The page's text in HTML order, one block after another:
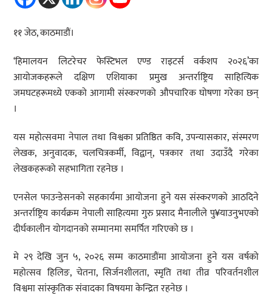
११ जेठ, काठमाडौं।
‘हिमालयन लिटरेचर फेस्टिभल एण्ड राइटर्स वर्कशप २०२६’का
आयोजकहरूले दक्षिण एशियाका प्रमुख अन्तर्राष्ट्रिय साहित्यिक
जमघटहरूमध्ये एकको आगामी संस्करणको औपचारिक घोषणा गरेका छन्
।
यस महोत्सवमा नेपाल तथा विश्वका प्रतिष्ठित कवि, उपन्यासकार, संस्मरण
लेखक, अनुवादक, चलचित्रकर्मी, विद्वान्, पत्रकार तथा उदाउँदै गरेका
लेखकहरूको सहभागिता रहनेछ ।
एनसेल फाउन्डेसनको सहकार्यमा आयोजना हुने यस संस्करणको आठदिने
अन्तर्राष्ट्रिय कार्यक्रम नेपाली साहित्यमा गुरु प्रसाद मैनालीले पु¥याउनुभएको
दीर्घकालीन योगदानको सम्मानमा समर्पित गरिएको छ ।
मे २९ देखि जुन ५, २०२६ सम्म काठमाडौंमा आयोजना हुने यस वर्षको
महोत्सव हिलिङ, चेतना, सिर्जनशीलता, स्मृति तथा तीव्र परिवर्तनशील
विश्वमा सांस्कृतिक संवादका विषयमा केन्द्रित रहनेछ ।